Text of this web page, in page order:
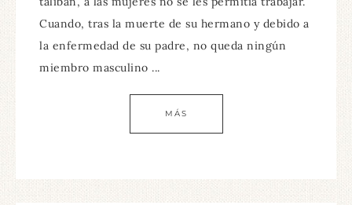
Cuando, tras la muerte de su hermano y debido a
la enfermedad de su padre, no queda ningún
miembro masculino ...
MÁS